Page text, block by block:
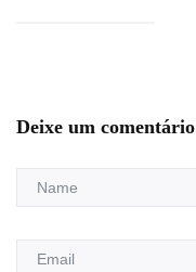
Deixe um comentário